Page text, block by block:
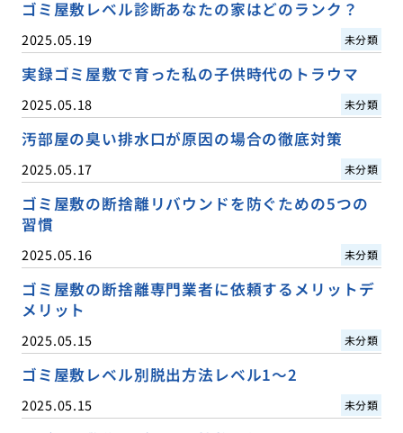
ゴミ屋敷レベル診断あなたの家はどのランク？
2025.05.19 未分類
実録ゴミ屋敷で育った私の子供時代のトラウマ
2025.05.18 未分類
汚部屋の臭い排水口が原因の場合の徹底対策
2025.05.17 未分類
ゴミ屋敷の断捨離リバウンドを防ぐための5つの
習慣
2025.05.16 未分類
ゴミ屋敷の断捨離専門業者に依頼するメリットデ
メリット
2025.05.15 未分類
ゴミ屋敷レベル別脱出方法レベル1〜2
2025.05.15 未分類